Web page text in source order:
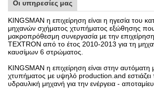
Οι υπηρεσίες μας
KINGSMAN η επιχείρηση είναι η ηγεσία του
μηχανών σχήματος χτυπήματος εξώθησης που
μακροπρόθεσμη συνεργασία με την
TEXTRON από το έτος 2010-2013 για τη
καυσίμων 6 στρώματος.
KINGSMAN η επιχείρηση είναι στην
χτυπήματος με υψηλό production.and
υδραυλική μηχανή για την ενέργεια -